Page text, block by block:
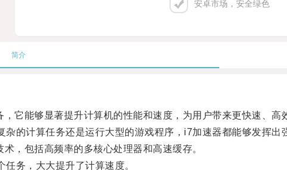
安卓市场，安全绿色
简介
能够显著提升计算机的性能和速度，为用户带来更快速、高
计算任务还是运行大型的游戏程序，i7加速器都能够发挥出
包括高频率的多核心处理器和高速缓存。
务，大大提升了计算速度。